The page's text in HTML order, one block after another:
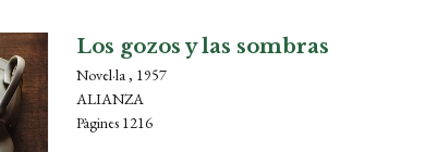
Los gozos y las sombras
Novel·la , 1957
ALIANZA
Pàgines 1216